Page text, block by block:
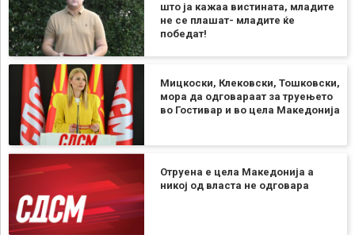
што ја кажаа вистината, младите
не се плашат- младите ќе
победат!
Мицкоски, Клековски, Тошковски,
мора да одговараат за труењето
во Гостивар и во цела Македонија
Отруена е цела Македонија а
никој од власта не одговара